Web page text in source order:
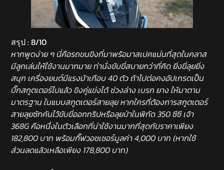
สรุป : 8/10
หากพูดง่าย ๆ นี่คือรถขนขิงที่มาพร้อมาสเปคแน่นที่สุดในคลาส
มีลูกเล่นให้ใช้งานมากมาย ท่านั่งขับขี่สบายกว่าที่คิด ยิ่งขี่ลุยยิ่ง
สนุก เครื่องยนต์มีแรงม้าเกือบ 40 ตัว ถ้าไปต่อคงอัปเกรดเป็น
บิ๊กสกูตเตอร์ไปแล้ว ขิงคู่แข่งได้ ช่วงล่าง เบรก ยาง ให้มาตาม
มาตรฐาน ในแบบสกูตเตอร์สายลุย หากใครที่ต้องการสกูตเตอร์
สายลุยซักคันไว้ขับขี่ออกทริปหรือลุยป่าในพิกัด 350 ซีซี เจ้า
368G คือหนึ่งในตัวเลือกที่น่าใช้งานมากที่สุดกับราคาเพียง
182,800 บาท พร้อมกิ๊ฟวอชเชอร์มูลค่า 4,000 บาท (หากใช้
ส่วนลดแล้วเหลือเพียง 178,800 บาท)